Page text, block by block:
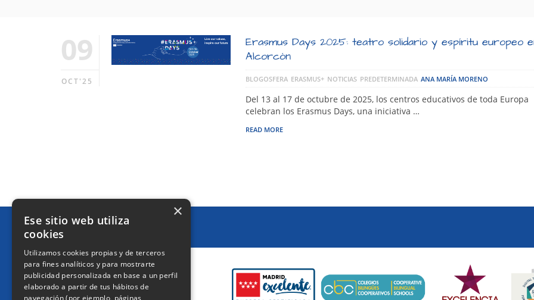
09
OCT'25
Erasmus Days 2025: teatro solidario y espíritu europeo
Alcorcón
BLOGOSFERA ERASMUS+ NOTICIAS PREDETERMINADA ANA MARÍA MORENO
Del 13 al 17 de octubre de 2025, los centros educativos de toda Europa
celebran los Erasmus Days, una iniciativa …
READ MORE
CERTIFICACIONES
×
Ese sitio web utiliza
cookies
Utilizamos cookies propias y de terceros
para fines analíticos y para mostrarte
publicidad personalizada en base a un perfil
elaborado a partir de tus hábitos de
navegación (por ejemplo, páginas